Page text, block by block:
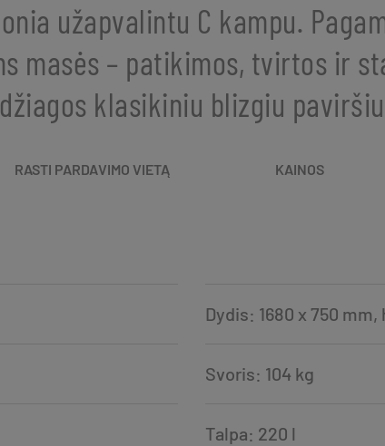
užapvalintu C kampu.
masės – patikimos, tvirtos ir
klasikiniu blizgiu
RASTI PARDAVIMO VIETĄ KAINOS
Dydis: 1680 x 750 mm,
Svoris: 104 kg
Talpa: 220 l